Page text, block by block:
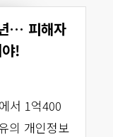
… 피해자
!
서 1억400
의 개인정보